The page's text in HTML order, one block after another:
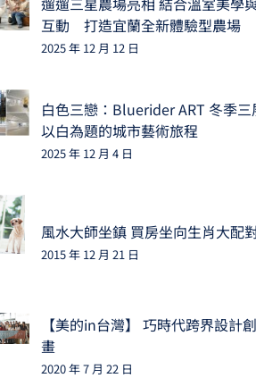
互動 打造宜蘭全新體驗型農場
2025 年 12 月 12 日
白色三戀：Bluerider ART 冬季三
以白為題的城市藝術旅程
2025 年 12 月 4 日
風水大師坐鎮 買房坐向生肖大配
2015 年 12 月 21 日
【美的in台灣】 巧時代跨界設計
畫
2020 年 7 月 22 日